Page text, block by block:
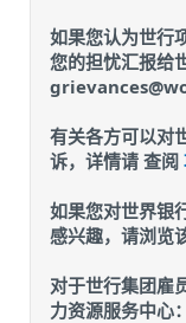
如果您认为世行
您的担忧汇报给
有关各方可以对
诉，详情请 查阅
如果您对世界银
感兴趣，请浏览
对于世行集团雇
力资源服务中心